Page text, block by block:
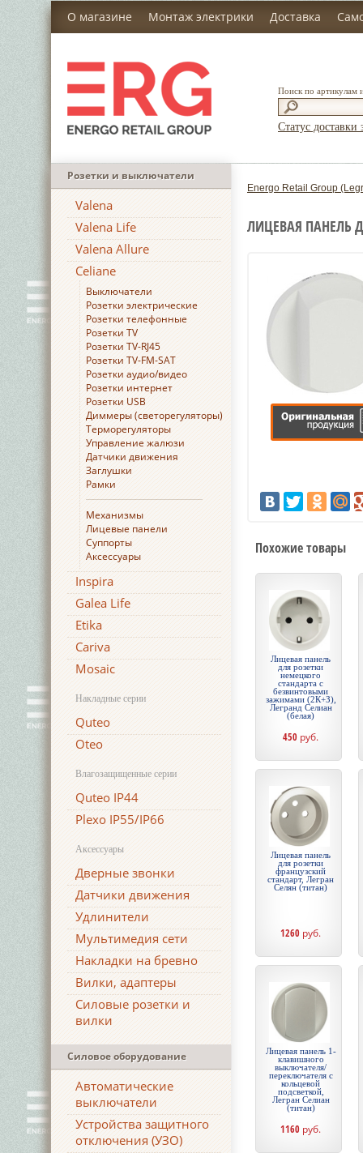
О магазине Монтаж электрики Доставка
Поиск по артикулам
Статус доставки
Розетки и выключатели
Valena
Valena Life
Valena Allure
Celiane
Выключатели
Розетки электрические
Розетки телефонные
Розетки TV
Розетки TV-RJ45
Розетки TV-FM-SAT
Розетки аудио/видео
Розетки интернет
Розетки USB
Диммеры (светорегуляторы)
Терморегуляторы
Управление жалюзи
Датчики движения
Заглушки
Рамки
Механизмы
Лицевые панели
Суппорты
Аксессуары
Inspira
Galea Life
Etika
Cariva
Mosaic
Накладные серии
Quteo
Oteo
Влагозащищенные серии
Quteo IP44
Plexo IP55/IP66
Аксессуары
Дверные звонки
Датчики движения
Удлинители
Мультимедия сети
Накладки на бревно
Вилки, адаптеры
Силовые розетки и
вилки
Силовое оборудование
Автоматические
выключатели
Устройства защитного
отключения (УЗО)
Energo Retail Group
ЛИЦЕВАЯ ПАНЕЛЬ
Похожие товары
Лицевая панель
для розетки
немецкого
стандарта с
безвинтовыми
зажимами (2К+З),
Легранд Селиан
(белая)
450 руб.
Лицевая панель
для розетки
французский
стандарт, Легран
Селян (титан)
1260 руб.
Лицевая панель 1-
клавишного
выключателя/
переключателя с
кольцевой
подсветкой,
Легран Селиан
(титан)
1160 руб.